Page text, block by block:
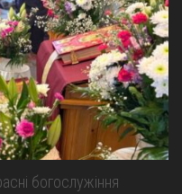
богослужіння